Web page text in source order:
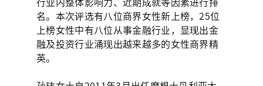
名。本次评选有八位商界女性新上榜，25位
上榜女性中有八位从事金融行业，显现出金
融及投资行业涌现出越来越多的女性商界精
英。